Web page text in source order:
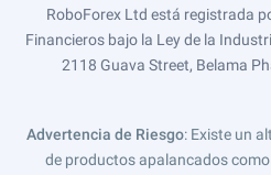
RoboForex Ltd está registrada
Financieros bajo la Ley de la
2118 Guava Street, Belama
Advertencia de Riesgo: Existe un
de productos apalancados como